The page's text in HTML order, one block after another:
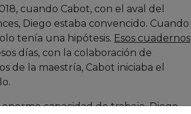
cuando Cabot, con el aval del
Diego estaba convencido. Cuando
tenía una hipótesis. Esos cuadernos
días, con la colaboración de
de la maestría, Cabot iniciaba el
capacidad de trabajo. Diego